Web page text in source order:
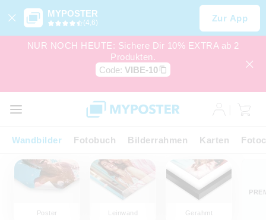
MYPOSTER
(4,6) Zur App
NUR NOCH HEUTE: Sichere Dir 10% EXTRA ab 2
Produkten.
Code: VIBE-10
Wandbilder Fotobuch Bilderrahmen Karten
Poster Leinwand Gerahmt